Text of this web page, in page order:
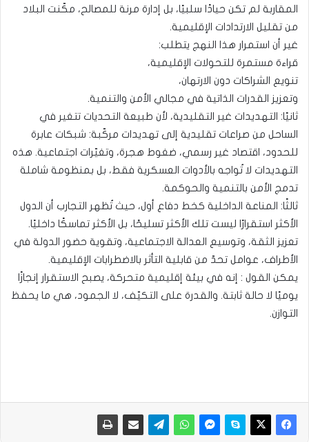
المقاربة لم تكن حيادًا سلبيًا، بل إدارة مرنة للمصالح، مكّنت البلاد
من تقليل الارتدادات الإقليمية.
غير أن استمرار هذا النهج يتطلب:
قراءة مستمرة للتحولات الإقليمية،
تنويع الشراكات دون الارتهان،
وتعزيز القدرات الذاتية في مجالي الأمن والتنمية.
ثانيًا: التهديدات غير التقليدية، لأن طبيعة التحديات تتغير في
الساحل من صراعات تقليدية إلى تهديدات مركّبة: شبكات عابرة
للحدود، اقتصاد غير رسمي، ضغوط هجرة، وتغيّرات اجتماعية. هذه
التهديدات لا تُواجه بالأدوات العسكرية فقط، بل بمنظومة شاملة
تدمج الأمن بالتنمية والحوكمة.
ثالثًا: المناعة الداخلية كخط دفاع أول، حيث تُظهر التجارب أن الدول
الأكثر استقرارًا ليست تلك الأكثر تسليحًا، بل الأكثر تماسكًا داخليًا.
تعزيز الثقة، وتوسيع العدالة الاجتماعية، وتقوية حضور الدولة في
الأطراف، عوامل تحدّ من قابلية التأثر بالاضطرابات الإقليمية.
يمكن القول : إنه في بيئة إقليمية متحركة، يصبح الاستقرار إنجازًا
يوميًا لا حالة ثابتة. والقدرة على التكيّف، لا الجمود، هي ما يحفظ
التوازن.